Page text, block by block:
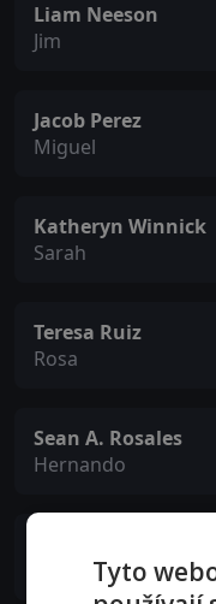
Liam Neeson
Jim
Jacob Perez
Miguel
Katheryn Winnick
Sarah
Teresa Ruiz
Rosa
Sean A. Rosales
Hernando
Tyto